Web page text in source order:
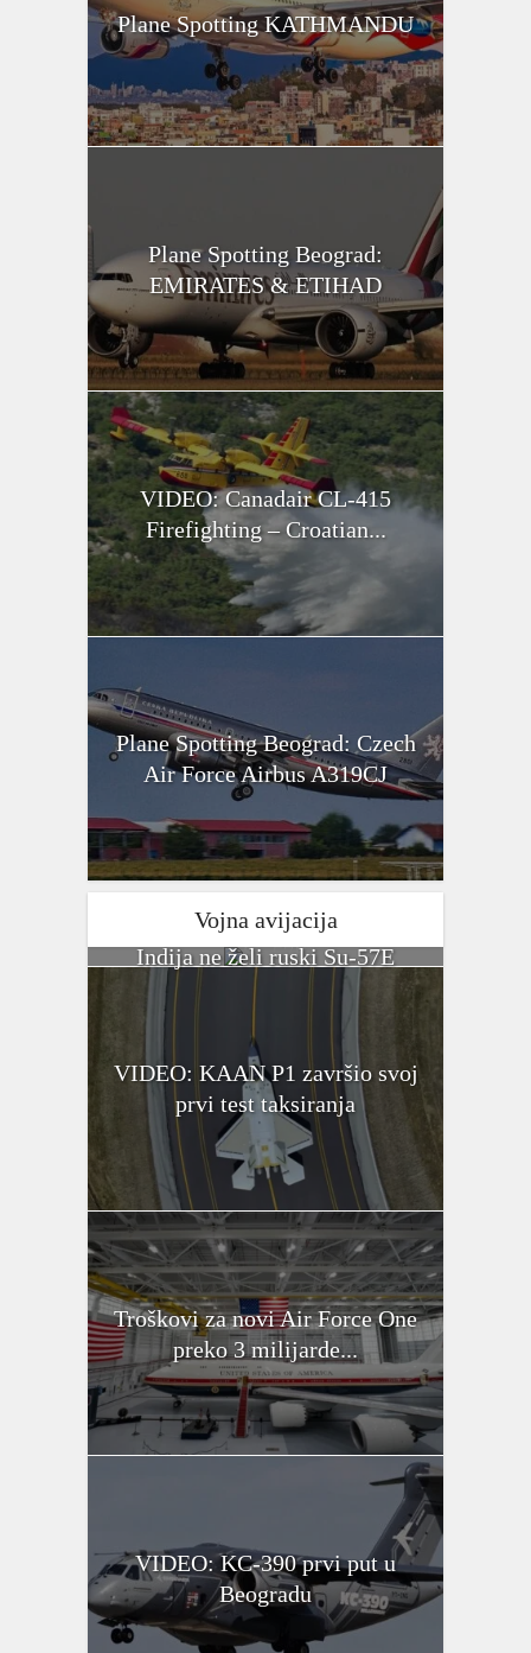
Plane Spotting KATHMANDU
Plane Spotting Beograd:
EMIRATES & ETIHAD
VIDEO: Canadair CL-415
Firefighting – Croatian...
Plane Spotting Beograd: Czech
Air Force Airbus A319CJ
Vojna avijacija
Indija ne želi ruski Su-57E
VIDEO: KAAN P1 završio svoj
prvi test taksiranja
Troškovi za novi Air Force One
preko 3 milijarde...
VIDEO: KC-390 prvi put u
Beogradu